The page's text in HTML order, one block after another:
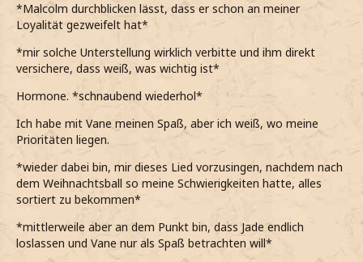
*Malcolm durchblicken lässt, dass er schon an meiner
Loyalität gezweifelt hat*
*mir solche Unterstellung wirklich verbitte und ihm direkt
versichere, dass weiß, was wichtig ist*
Hormone. *schnaubend wiederhol*
Ich habe mit Vane meinen Spaß, aber ich weiß, wo meine
Prioritäten liegen.
*wieder dabei bin, mir dieses Lied vorzusingen, nachdem nach
dem Weihnachtsball so meine Schwierigkeiten hatte, alles
sortiert zu bekommen*
*mittlerweile aber an dem Punkt bin, dass Jade endlich
loslassen und Vane nur als Spaß betrachten will*